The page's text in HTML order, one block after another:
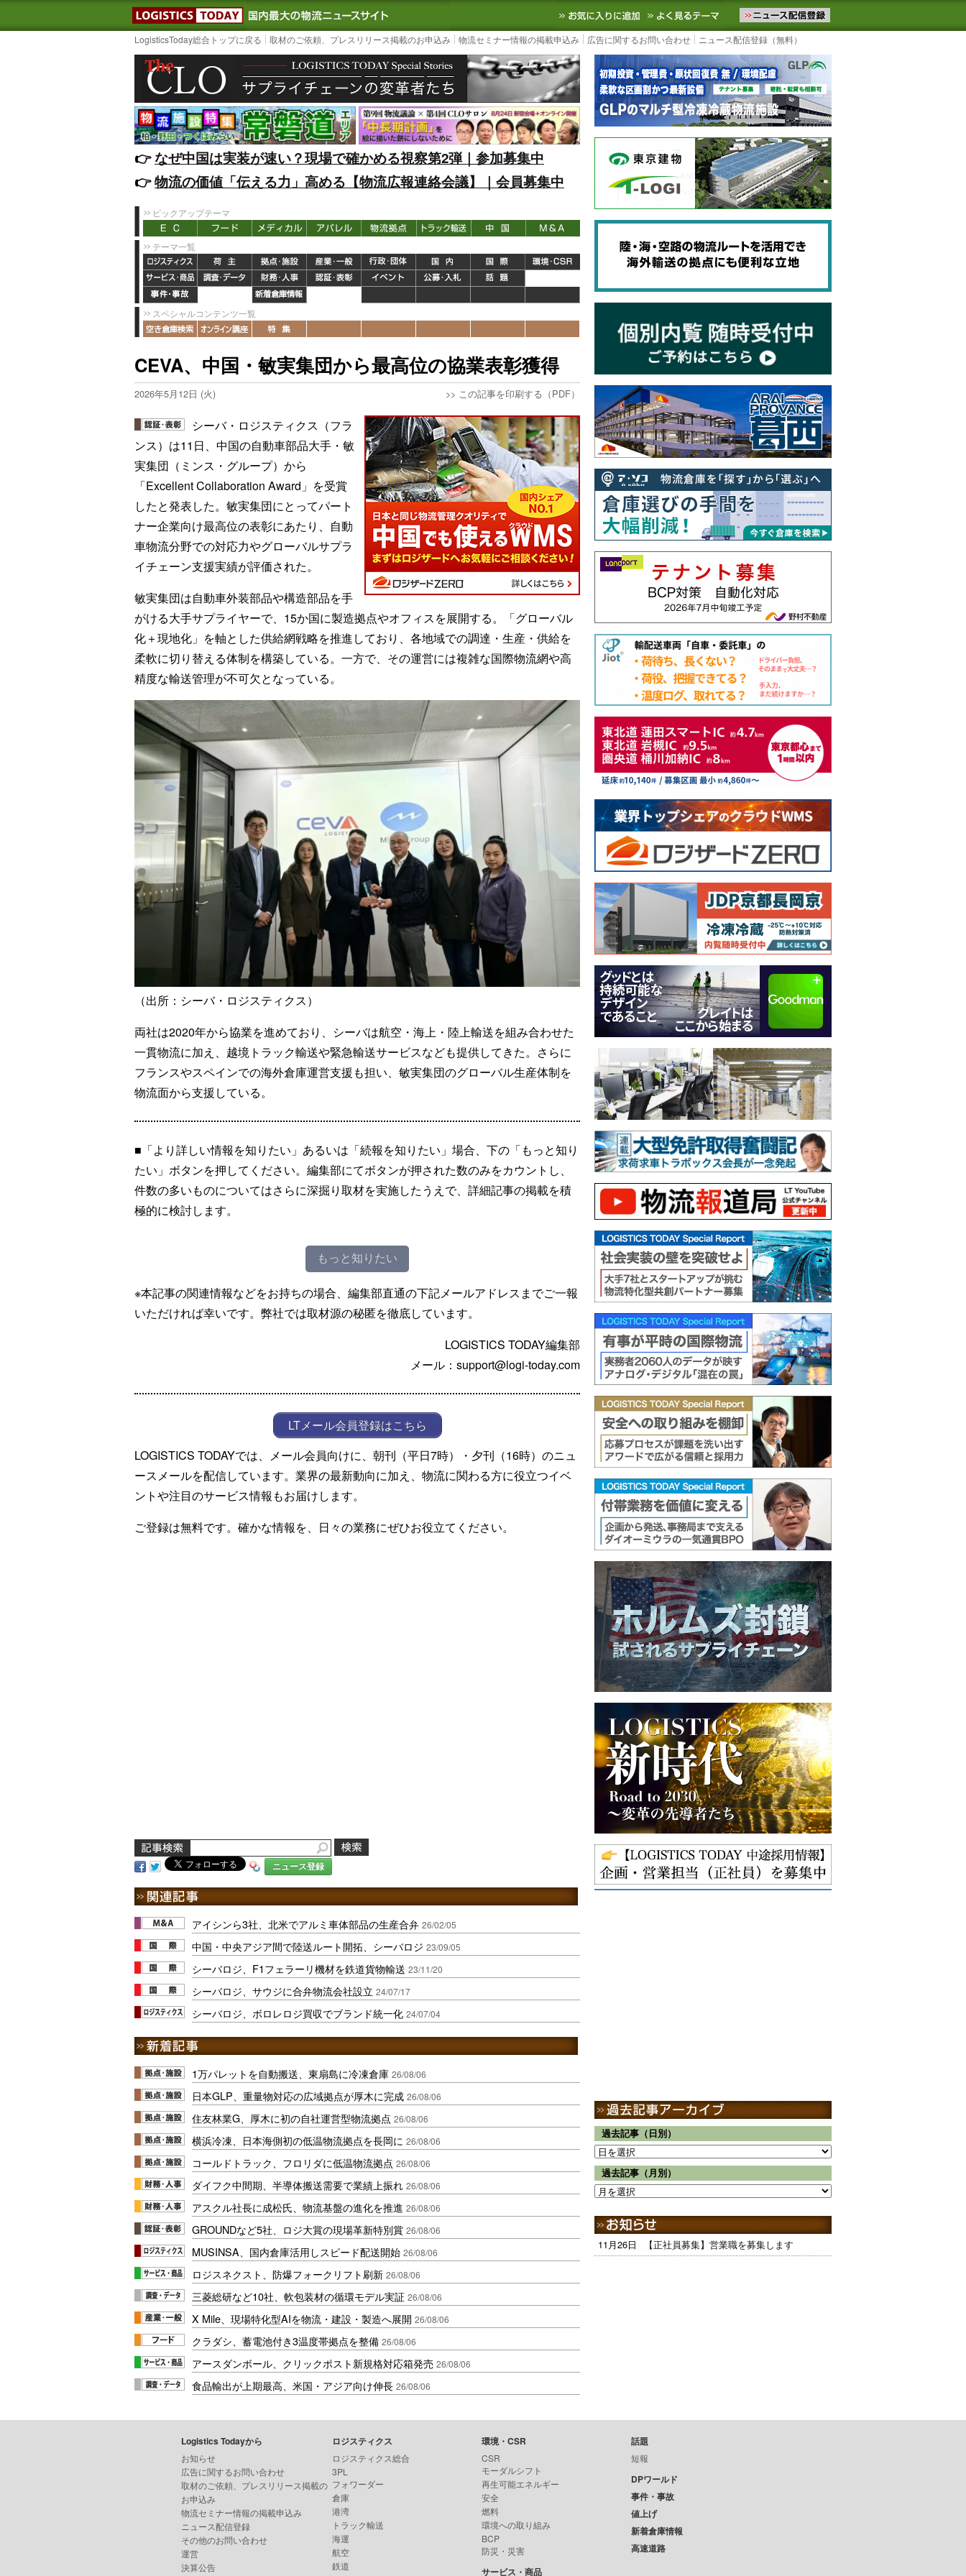
LOGISTICS TODAY｜国内最大の物流ニュースサイト3PL, SCMなど国内外の最新の物流ニュースをお届けします。物流ニュースメール配信を登録す
お気に入りに追加 よく見るテーマ
LogisticsToday総合トップに戻る 取材のご依頼、プレスリリース掲載のお申込み 物流セミナー情報の掲載申込み 広告に関するお問い合わせ ニュース配信登録（無料）
👉️なぜ中国は実装が速い？現場で確かめる視察第2弾｜参加募集中
👉️物流の価値「伝える力」高める【物流広報連絡会議】｜会員募集中
ピックアップテーマ
テーマ一覧
スペシャルコンテンツ一覧
CEVA、中国・敏実集団から最高位の協業表彰獲得
2026年5月12日 (火) >> この記事を印刷する（PDF）
シーバ・ロジスティクス（フラ
ンス）は11日、中国の自動車部品大手・敏
実集団（ミンス・グループ）から
「Excellent Collaboration Award」を受賞
したと発表した。敏実集団にとってパート
ナー企業向け最高位の表彰にあたり、自動
車物流分野での対応力やグローバルサプラ
イチェーン支援実績が評価された。
敏実集団は自動車外装部品や構造部品を手
がける大手サプライヤーで、15か国に製造拠点やオフィスを展開する。「グローバル
化＋現地化」を軸とした供給網戦略を推進しており、各地域での調達・生産・供給を
柔軟に切り替える体制を構築している。一方で、その運営には複雑な国際物流網や高
精度な輸送管理が不可欠となっている。
（出所：シーバ・ロジスティクス）
両社は2020年から協業を進めており、シーバは航空・海上・陸上輸送を組み合わせた
一貫物流に加え、越境トラック輸送や緊急輸送サービスなども提供してきた。さらに
フランスやスペインでの海外倉庫運営支援も担い、敏実集団のグローバル生産体制を
物流面から支援している。
■「より詳しい情報を知りたい」あるいは「続報を知りたい」場合、下の「もっと知り
たい」ボタンを押してください。編集部にてボタンが押された数のみをカウントし、
件数の多いものについてはさらに深掘り取材を実施したうえで、詳細記事の掲載を積
極的に検討します。
もっと知りたい
※本記事の関連情報などをお持ちの場合、編集部直通の下記メールアドレスまでご一報
いただければ幸いです。弊社では取材源の秘匿を徹底しています。
LOGISTICS TODAY編集部
メール：support@logi-today.com
LTメール会員登録はこちら
LOGISTICS TODAYでは、メール会員向けに、朝刊（平日7時）・夕刊（16時）のニュ
ースメールを配信しています。業界の最新動向に加え、物流に関わる方に役立つイベ
ントや注目のサービス情報もお届けします。
ご登録は無料です。確かな情報を、日々の業務にぜひお役立てください。
ニュース登録
アイシンら3社、北米でアルミ車体部品の生産合弁 26/02/05
中国・中央アジア間で陸送ルート開拓、シーバロジ 23/09/05
シーバロジ、F1フェラーリ機材を鉄道貨物輸送 23/11/20
シーバロジ、サウジに合弁物流会社設立 24/07/17
シーバロジ、ボロレロジ買収でブランド統一化 24/07/04
1万パレットを自動搬送、東扇島に冷凍倉庫 26/08/06
日本GLP、重量物対応の広域拠点が厚木に完成 26/08/06
住友林業G、厚木に初の自社運営型物流拠点 26/08/06
横浜冷凍、日本海側初の低温物流拠点を長岡に 26/08/06
コールドトラック、フロリダに低温物流拠点 26/08/06
ダイフク中間期、半導体搬送需要で業績上振れ 26/08/06
アスクル社長に成松氏、物流基盤の進化を推進 26/08/06
GROUNDなど5社、ロジ大賞の現場革新特別賞 26/08/06
MUSINSA、国内倉庫活用しスピード配送開始 26/08/06
ロジスネクスト、防爆フォークリフト刷新 26/08/06
三菱総研など10社、軟包装材の循環モデル実証 26/08/06
X Mile、現場特化型AIを物流・建設・製造へ展開 26/08/06
クラダシ、蓄電池付き3温度帯拠点を整備 26/08/06
アースダンボール、クリックポスト新規格対応箱発売 26/08/06
食品輸出が上期最高、米国・アジア向け伸長 26/08/06
過去記事（日別）
過去記事（月別）
11月26日 【正社員募集】営業職を募集します
Logistics Todayから
お知らせ
広告に関するお問い合わせ
取材のご依頼、プレスリリース掲載の
お申込み
物流セミナー情報の掲載申込み
ニュース配信登録
その他のお問い合わせ
運営
決算公告
ロジスティクス
ロジスティクス総合
3PL
フォワーダー
倉庫
港湾
トラック輸送
海運
航空
鉄道
環境・CSR
CSR
モーダルシフト
再生可能エネルギー
安全
燃料
環境への取り組み
BCP
防災・災害
サービス・商品
話題
短報
DPワールド
事件・事故
値上げ
新着倉庫情報
高速道路